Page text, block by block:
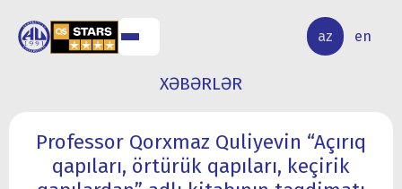
az en
ELMİ
TƏDQİQAT
XƏBƏRLƏR
Professor Qorxmaz Quliyevin “Açırıq
qapıları, örtürük qapıları, keçirik